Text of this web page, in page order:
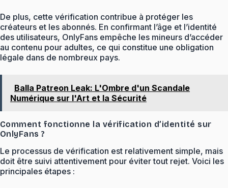
De plus, cette vérification contribue à protéger les
créateurs et les abonnés. En confirmant l’âge et l’identité
des utilisateurs, OnlyFans empêche les mineurs d’accéder
au contenu pour adultes, ce qui constitue une obligation
légale dans de nombreux pays.
Balla Patreon Leak: L'Ombre d'un Scandale
Numérique sur l'Art et la Sécurité
Comment fonctionne la vérification d’identité sur
OnlyFans ?
Le processus de vérification est relativement simple, mais
doit être suivi attentivement pour éviter tout rejet. Voici les
principales étapes :